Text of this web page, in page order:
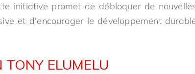
initiative promet de débloquer de
et d'encourager le développement
ELUMELU